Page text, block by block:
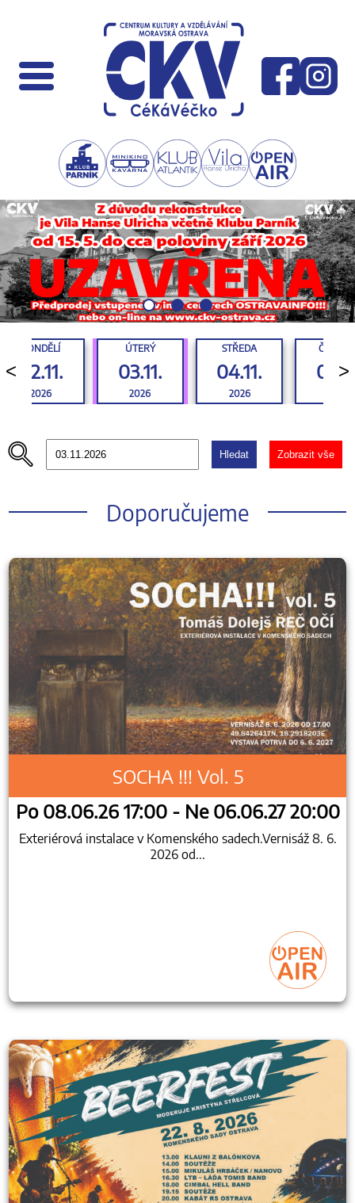
<
PONDĚLÍ
02.11.
2026
ÚTERÝ
03.11.
2026
STŘEDA
04.11.
2026
>
Hledat Zobrazit vše
Doporučujeme
SOCHA !!! Vol. 5
Po 08.06.26 17:00 - Ne 06.06.27 20:00
Exteriérová instalace v Komenského sadech.Vernisáž 8. 6.
2026 od...